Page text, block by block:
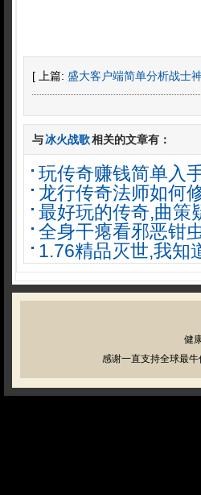
[ 上篇: 盛大客户端简单分析战士
与冰火战歌相关的文章有：
玩传奇赚钱简单入
龙行传奇法师如何
最好玩的传奇,曲策
全身干瘪看邪恶钳
1.76精品灭世,我知
健
感谢一直支持全球最